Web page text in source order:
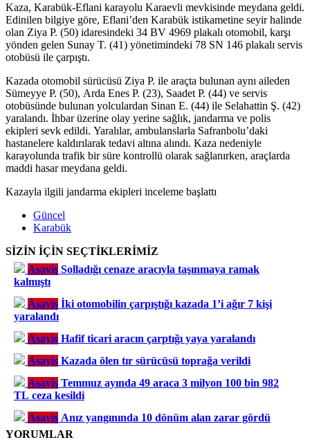
Kaza, Karabük-Eflani karayolu Karaevli mevkisinde meydana geldi.
Edinilen bilgiye göre, Eflani’den Karabük istikametine seyir halinde
olan Ziya P. (50) idaresindeki 34 BV 4969 plakalı otomobil, karşı
yönden gelen Sunay T. (41) yönetimindeki 78 SN 146 plakalı servis
otobüsü ile çarpıştı.
Kazada otomobil sürücüsü Ziya P. ile araçta bulunan aynı aileden
Sümeyye P. (50), Arda Enes P. (23), Saadet P. (44) ve servis
otobüsünde bulunan yolculardan Sinan E. (44) ile Selahattin Ş. (42)
yaralandı. İhbar üzerine olay yerine sağlık, jandarma ve polis
ekipleri sevk edildi. Yaralılar, ambulanslarla Safranbolu’daki
hastanelere kaldırılarak tedavi altına alındı. Kaza nedeniyle
karayolunda trafik bir süre kontrollü olarak sağlanırken, araçlarda
maddi hasar meydana geldi.
Kazayla ilgili jandarma ekipleri inceleme başlattı
Güncel
Karabük
SİZİN İÇİN SEÇTİKLERİMİZ
Asayiş Solladığı cenaze aracıyla taşınmaya ramak
kalmıştı
Asayiş İki otomobilin çarpıştığı kazada 1’i ağır 7 kişi
yaralandı
Asayiş Hafif ticari aracın çarptığı yaya yaralandı
Asayiş Kazada ölen tır sürücüsü toprağa verildi
Asayiş Temmuz ayında 49 araca 3 milyon 100 bin 982
TL ceza kesildi
Asayiş Anız yangınında 10 dönüm alan zarar gördü
YORUMLAR